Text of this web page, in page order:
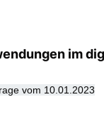
im
vom 10.01.2023